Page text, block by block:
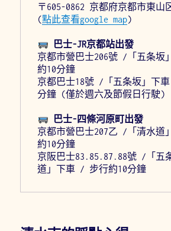
〒605-0862 京都府京都市東山
(點此查看google map)
巴士-JR京都站出發
京都市營巴士206號 /「五条
約10分鐘
京都巴士18號 /「五条坂」下
分鐘 (僅於週六及節假日行駛)
巴士-四條河原町出發
京都市營巴士207乙 /「清水
約10分鐘
京阪巴士83.85.87.88號 /「五
道」下車 / 步行約10分鐘